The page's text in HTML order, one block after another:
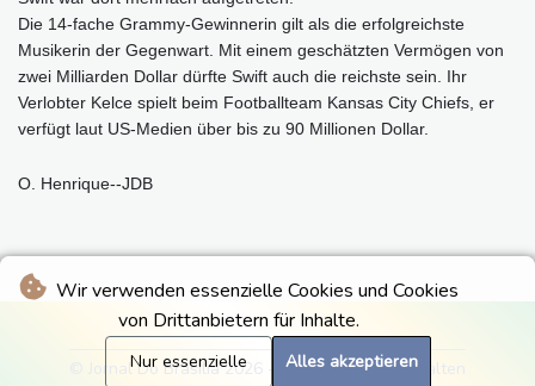
Wir verwenden essenzielle Cookies und Cookies
von Drittanbietern für Inhalte.
Nur essenzielle Alles akzeptieren
Die 14-fache Grammy-Gewinnerin gilt als die erfolgreichste
Musikerin der Gegenwart. Mit einem geschätzten Vermögen von
zwei Milliarden Dollar dürfte Swift auch die reichste sein. Ihr
Verlobter Kelce spielt beim Footballteam Kansas City Chiefs, er
verfügt laut US-Medien über bis zu 90 Millionen Dollar.
O. Henrique--JDB
© Jornal Do Brasilia 2026 - Alle Rechte vorbehalten